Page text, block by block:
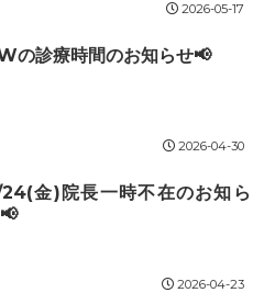
2026-05-17
の診療時間のお知らせ📢
2026-04-30
金)院長一時不在のお知ら
2026-04-23